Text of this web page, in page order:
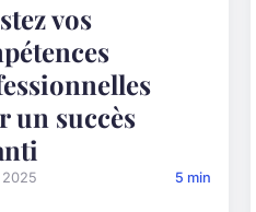
vos
un succès
5 min